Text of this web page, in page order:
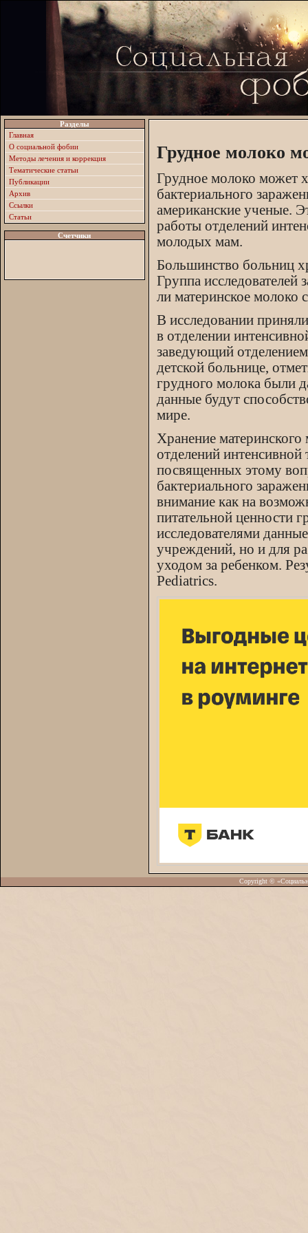
Разделы
Главная
О социальной фобии
Методы лечения и коррекция
Тематические статьи
Публикации
Архив
Ссылки
Статьи
Счетчики
Грудное молоко
Грудное молоко может
бактериального
американские ученые.
работы отделений
молодых мам.
Большинство больниц
Группа исследователей
ли материнское молоко
В исследовании
в отделении
заведующий
детской больнице,
грудного молока были
данные будут
мире.
Хранение
отделений
посвященных этому
бактериального
внимание как на
питательной ценности
исследователями
учреждений, но и для
уходом за ребенком.
Pediatrics.
Copyright ©